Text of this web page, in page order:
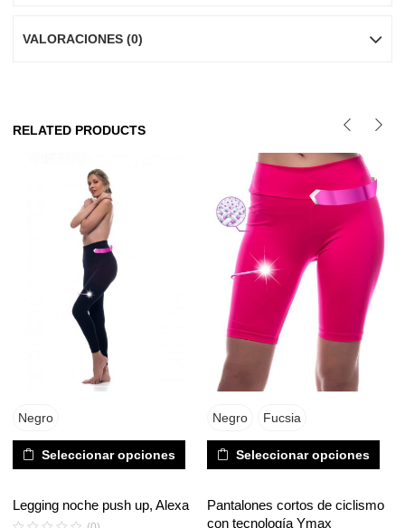
VALORACIONES (0)
RELATED PRODUCTS
Negro
Seleccionar opciones
Legging noche push up, Alexa
Negro Fucsia
Seleccionar opciones
Pantalones cortos de ciclismo
con tecnología Ymax